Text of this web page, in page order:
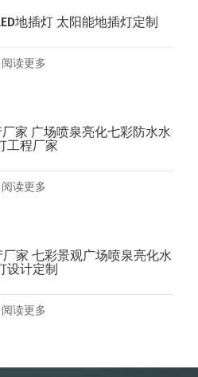
地插灯 太阳能地插灯定制
阅读更多
厂家 广场喷泉亮化七彩防水水
工程厂家
阅读更多
厂家 七彩景观广场喷泉亮化水
设计定制
阅读更多